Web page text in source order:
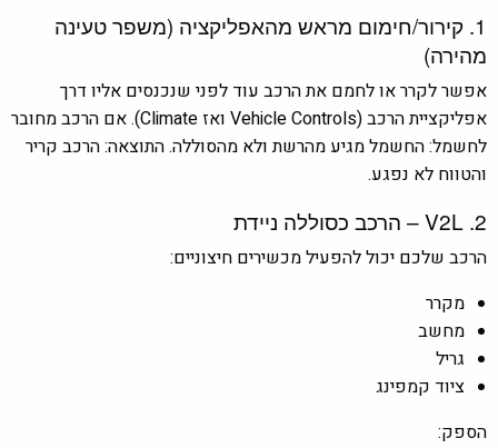
1. קירור/חימום מראש מהאפליקציה (משפר טעינה
מהירה)
אפשר לקרר או לחמם את הרכב עוד לפני שנכנסים אליו דרך
אפליקציית הרכב (Vehicle Controls ואז Climate). אם הרכב מחובר
לחשמל: החשמל מגיע מהרשת ולא מהסוללה. התוצאה: הרכב קריר
והטווח לא נפגע.
הרכב שלכם יכול להפעיל מכשירים חיצוניים:
מקרר
מחשב
גריל
ציוד קמפינג
הספק: